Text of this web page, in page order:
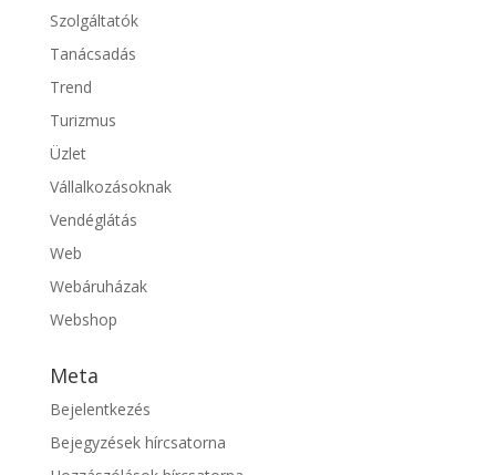
Szolgáltatók
Tanácsadás
Trend
Turizmus
Üzlet
Vállalkozásoknak
Vendéglátás
Web
Webáruházak
Webshop
Meta
Bejelentkezés
Bejegyzések hírcsatorna